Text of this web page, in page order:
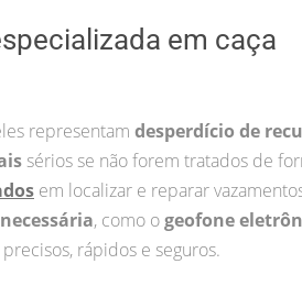
em caça
representam desperdício de
sérios se não forem tratados de
em localizar e reparar
, como ogeofone
rápidos e seguros.